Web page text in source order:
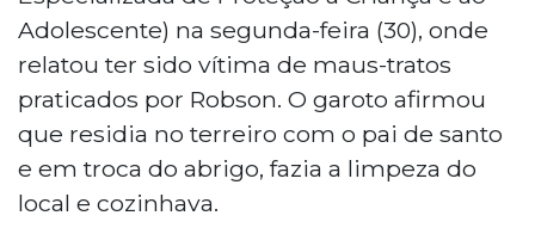
Adolescente) na segunda-feira (30), onde
relatou ter sido vítima de maus-tratos
praticados por Robson. O garoto afirmou
que residia no terreiro com o pai de santo
e em troca do abrigo, fazia a limpeza do
local e cozinhava.